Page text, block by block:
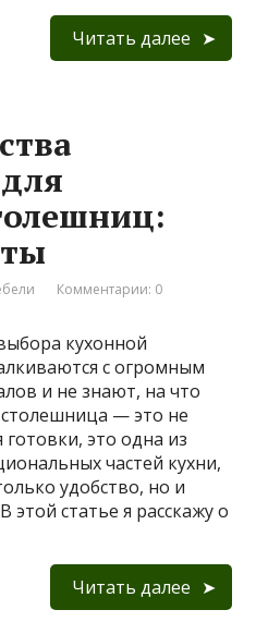
Читать далее
Комментарии: 0
кухонной
с огромным
и не знают, на что
— это не
это одна из
частей кухни,
удобство, но и
этой статье я расскажу о
Читать далее